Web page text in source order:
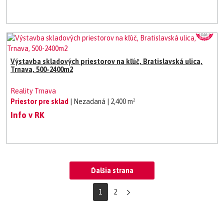
Výstavba skladových priestorov na kľúč, Bratislavská ulica,
Trnava, 500-2400m2
Reality Trnava
Priestor pre sklad
| Nezadaná | 2,400 m²
Info v RK
Ďalšia strana
1 2